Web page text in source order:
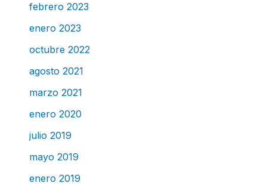
febrero 2023
enero 2023
octubre 2022
agosto 2021
marzo 2021
enero 2020
julio 2019
mayo 2019
enero 2019